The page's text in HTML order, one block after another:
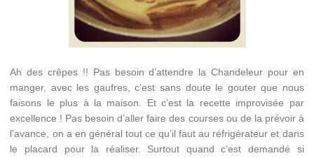
Ah des crêpes !! Pas besoin d’attendre la Chandeleur pour en
manger, avec les gaufres, c’est sans doute le gouter que nous
faisons le plus à la maison. Et c’est la recette improvisée par
excellence ! Pas besoin d’aller faire des courses ou de la prévoir à
l’avance, on a en général tout ce qu’il faut au réfrigérateur et dans
le placard pour la réaliser. Surtout quand c’est demandé si